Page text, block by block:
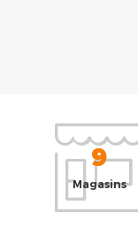
9
Magasins